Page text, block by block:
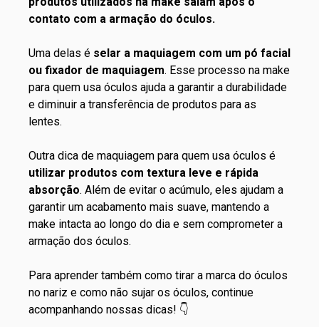
contato com a armação do óculos.
Uma delas é selar a maquiagem com um pó facial
ou fixador de maquiagem. Esse processo na make
para quem usa óculos ajuda a garantir a durabilidade
e diminuir a transferência de produtos para as
lentes.
Outra dica de maquiagem para quem usa óculos é
utilizar produtos com textura leve e rápida
absorção. Além de evitar o acúmulo, eles ajudam a
garantir um acabamento mais suave, mantendo a
make intacta ao longo do dia e sem comprometer a
armação dos óculos.
Para aprender também como tirar a marca do óculos
no nariz e como não sujar os óculos, continue
acompanhando nossas dicas! 👇